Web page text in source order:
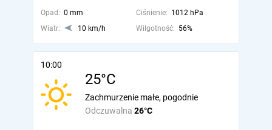
Opad: 0 mm Ciśnienie: 1012 hPa
Wiatr:
10 km/h Wilgotność: 56%
10:00
25°C
Odczuwalna 26°C
Zachmurzenie małe, pogodnie